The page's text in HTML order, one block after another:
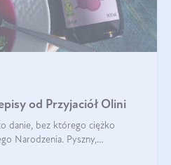
od Przyjaciół Olini
danie, bez którego ciężko
Narodzenia. Pyszny,